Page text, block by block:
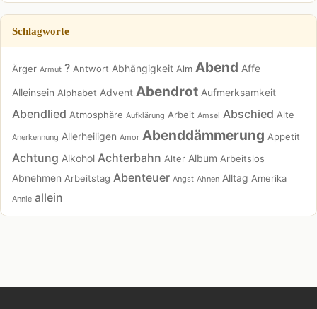
Schlagworte
Ärger Armut ? Antwort Abhängigkeit Alm Abend Affe
Alleinsein Alphabet Advent Abendrot Aufmerksamkeit
Abendlied Atmosphäre Aufklärung Arbeit Amsel Abschied Alte
Anerkennung Allerheiligen Amor Abenddämmerung Appetit
Achtung Alkohol Achterbahn Alter Album Arbeitslos
Abnehmen Arbeitstag Abenteuer Angst Ahnen Alltag Amerika
Annie allein